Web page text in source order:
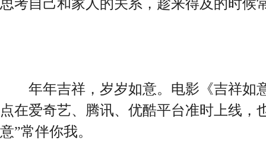
思考自己和家人的关系，趁来得及的时候
年年吉祥，岁岁如意。电影《吉祥如
点在爱奇艺、腾讯、优酷平台准时上线，
意”常伴你我。